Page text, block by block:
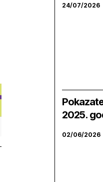
24/07/2026
2025.
02/06/2026